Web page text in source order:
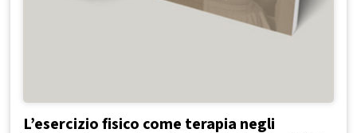
L’esercizio fisico come terapia negli